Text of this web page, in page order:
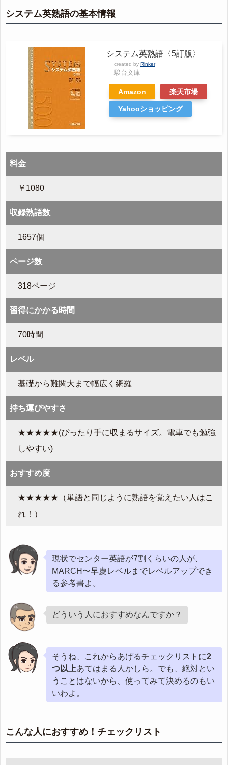
システム英熟語の基本情報
システム英熟語〈5訂版〉
created by Rinker
駿台文庫
Amazon 楽天市場
Yahooショッピング
料金
￥1080
収録熟語数
1657個
ページ数
318ページ
習得にかかる時間
70時間
レベル
基礎から難関大まで幅広く網羅
持ち運びやすさ
★★★★★(ぴったり手に収まるサイズ。電車でも勉強
しやすい)
おすすめ度
★★★★★（単語と同じように熟語を覚えたい人はこ
れ！）
現状でセンター英語が7割くらいの人が、
MARCH〜早慶レベルまでレベルアップでき
る参考書よ。
どういう人におすすめなんですか？
そうね、これからあげるチェックリストに2
つ以上あてはまる人かしら。でも、絶対とい
うことはないから、使ってみて決めるのもい
いわよ。
こんな人におすすめ！チェックリスト